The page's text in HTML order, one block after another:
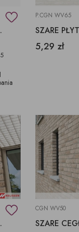
NEZ
P.CGN WV65
5,29 zł
NEZ
CGN WV50